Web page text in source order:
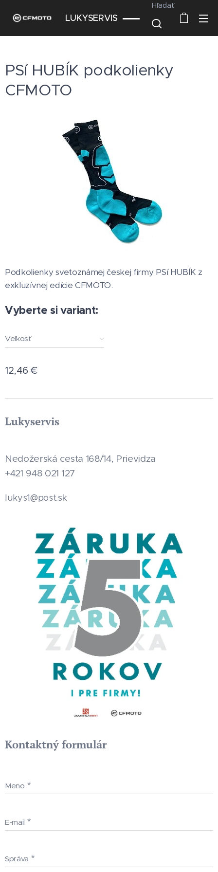
LUKYSERVIS
Hľadať
PSí HUBÍK podkolienky
CFMOTO
Podkolienky svetoznámej českej firmy PSí HUBÍK z
exkluzívnej edície CFMOTO.
Vyberte si variant:
Veľkosť
12,46 €
Lukyservis
Nedožerská cesta 168/14, Prievidza
+421 948 021 127
lukys1@post.sk
Kontaktný formulár
Meno
E-mail
Správa